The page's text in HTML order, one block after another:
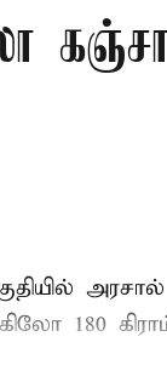
கஞ்சா
180